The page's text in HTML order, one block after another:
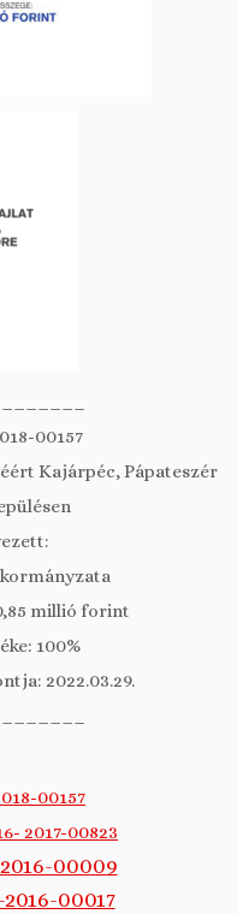
00157
Kajárpéc, Pápateszér
millió forint
100%
2022.03.29.
00157
2017-00823
2016-00009
2016-00017